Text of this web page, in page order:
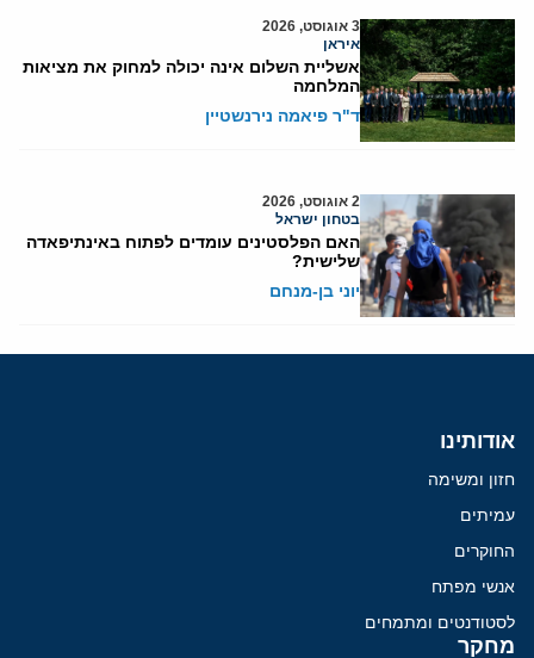
3 אוגוסט, 2026
איראן
אשליית השלום אינה יכולה למחוק את מציאות
המלחמה
ד"ר פיאמה נירנשטיין
2 אוגוסט, 2026
בטחון ישראל
האם הפלסטינים עומדים לפתוח באינתיפאדה
שלישית?
יוני בן-מנחם
אודותינו
חזון ומשימה
עמיתים
החוקרים
אנשי מפתח
לסטודנטים ומתמחים
מחקר